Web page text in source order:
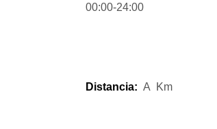
00:00-24:00
Distancia: A Km